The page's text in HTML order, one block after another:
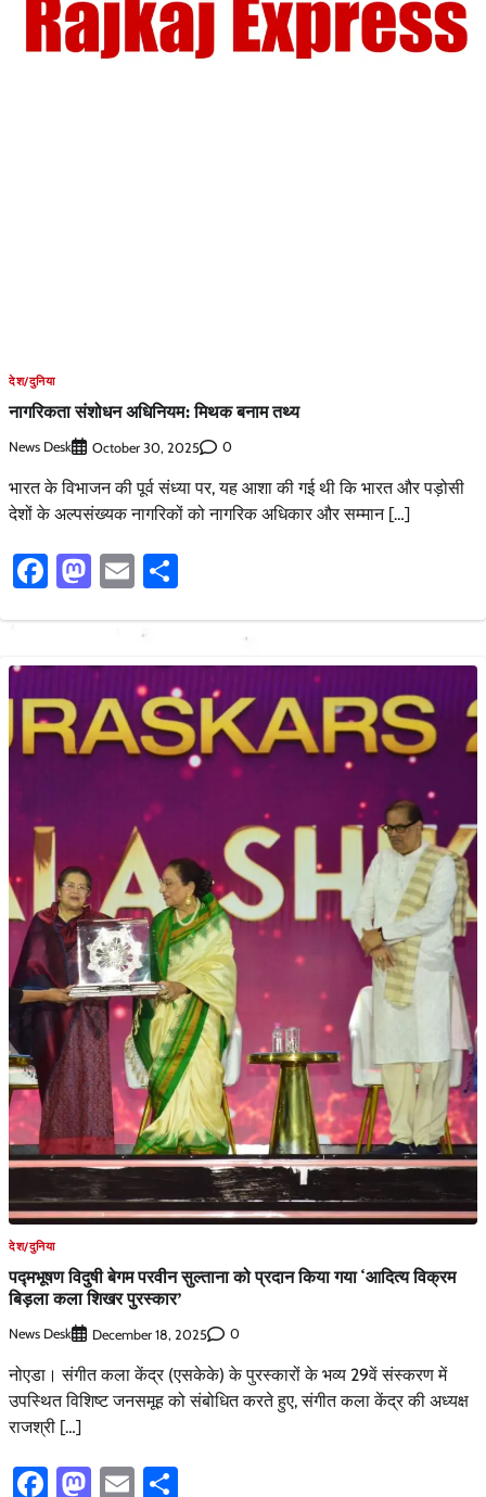
देश/दुनिया
नागरिकता संशोधन अधिनियम: मिथक बनाम तथ्य
News Desk October 30, 2025 0
भारत के विभाजन की पूर्व संध्या पर, यह आशा की गई थी कि भारत और पड़ोसी
देशों के अल्पसंख्यक नागरिकों को नागरिक अधिकार और सम्मान […]
Facebook
Mastodon
Email
देश/दुनिया
पद्मभूषण विदुषी बेगम परवीन सुल्ताना को प्रदान किया गया ‘आदित्य विक्रम
बिड़ला कला शिखर पुरस्कार’
News Desk December 18, 2025 0
नोएडा। संगीत कला केंद्र (एसकेके) के पुरस्कारों के भव्य 29वें संस्करण में
उपस्थित विशिष्ट जनसमूह को संबोधित करते हुए, संगीत कला केंद्र की अध्यक्ष
राजश्री […]
Facebook
Mastodon
Email